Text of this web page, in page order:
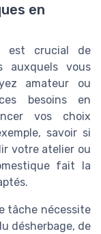
en
est crucial de
auxquels vous
amateur ou
besoins en
vos choix
savoir si
votre atelier ou
fait la
tâche nécessite
désherbage, de